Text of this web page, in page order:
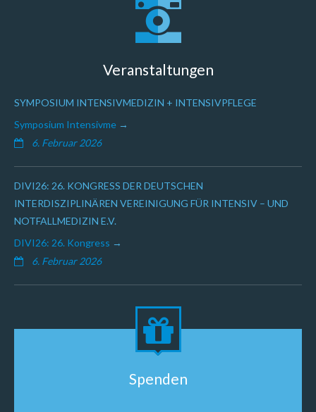
Veranstaltungen
SYMPOSIUM INTENSIVMEDIZIN + INTENSIVPFLEGE
Symposium Intensivme
6. Februar 2026
DIVI26: 26. KONGRESS DER DEUTSCHEN
INTERDISZIPLINÄREN VEREINIGUNG FÜR INTENSIV – UND
NOTFALLMEDIZIN E.V.
DIVI26: 26. Kongress
6. Februar 2026
Spenden